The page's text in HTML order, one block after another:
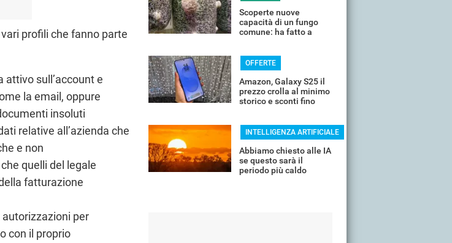
profili che fanno parte
attivo sull’account e
la email, oppure
insoluti
relative all’azienda che
e non
quelli del legale
fatturazione
per
con il proprio
Scoperte nuove
capacità di un fungo
comune: ha fatto a
OFFERTE
Amazon, Galaxy S25 il
prezzo crolla al minimo
storico e sconti fino
INTELLIGENZA ARTIFICIALE
Abbiamo chiesto alle IA
se questo sarà il
periodo più caldo